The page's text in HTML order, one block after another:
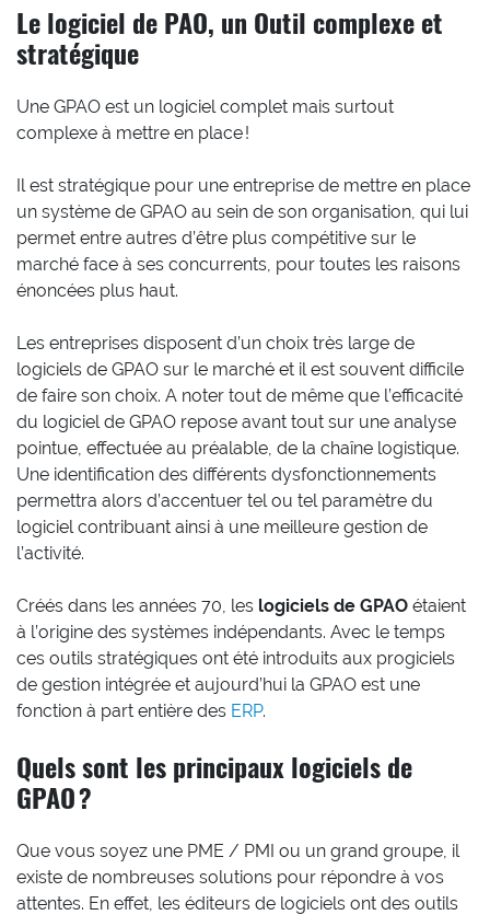
Le logiciel de PAO, un Outil complexe et
stratégique
Une GPAO est un logiciel complet mais surtout
complexe à mettre en place !
Il est stratégique pour une entreprise de mettre en place
un système de GPAO au sein de son organisation, qui lui
permet entre autres d’être plus compétitive sur le
marché face à ses concurrents, pour toutes les raisons
énoncées plus haut.
Les entreprises disposent d’un choix très large de
logiciels de GPAO sur le marché et il est souvent difficile
de faire son choix. A noter tout de même que l’efficacité
du logiciel de GPAO repose avant tout sur une analyse
pointue, effectuée au préalable, de la chaîne logistique.
Une identification des différents dysfonctionnements
permettra alors d’accentuer tel ou tel paramètre du
logiciel contribuant ainsi à une meilleure gestion de
l’activité.
Créés dans les années 70, les logiciels de GPAO étaient
à l’origine des systèmes indépendants. Avec le temps
ces outils stratégiques ont été introduits aux progiciels
de gestion intégrée et aujourd’hui la GPAO est une
fonction à part entière des ERP.
Quels sont les principaux logiciels de
GPAO ?
Que vous soyez une PME / PMI ou un grand groupe, il
existe de nombreuses solutions pour répondre à vos
attentes. En effet, les éditeurs de logiciels ont des outils